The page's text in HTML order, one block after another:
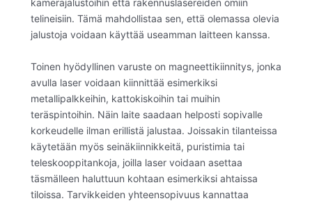
kamerajalustoihin että rakennuslasereiden omiin
telineisiin. Tämä mahdollistaa sen, että olemassa olevia
jalustoja voidaan käyttää useamman laitteen kanssa.
Toinen hyödyllinen varuste on magneettikiinnitys, jonka
avulla laser voidaan kiinnittää esimerkiksi
metallipalkkeihin, kattokiskoihin tai muihin
teräspintoihin. Näin laite saadaan helposti sopivalle
korkeudelle ilman erillistä jalustaa. Joissakin tilanteissa
käytetään myös seinäkiinnikkeitä, puristimia tai
teleskooppitankoja, joilla laser voidaan asettaa
täsmälleen haluttuun kohtaan esimerkiksi ahtaissa
tiloissa. Tarvikkeiden yhteensopivuus kannattaa